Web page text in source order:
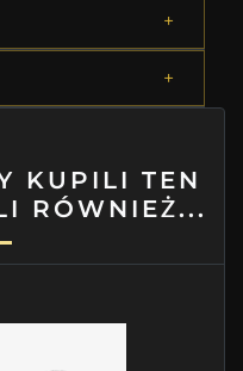
KUPILI TEN
RÓWNIEŻ...